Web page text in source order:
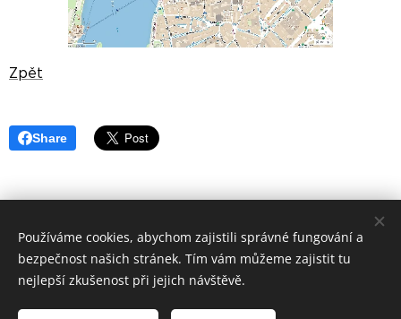
Zpět
Share
Apoštolský exarchát řeckokatolické
církve v ČR 2019
Cookies
Používáme cookies, abychom zajistili správné fungování a
bezpečnost našich stránek. Tím vám můžeme zajistit tu
nejlepší zkušenost při jejich návštěvě.